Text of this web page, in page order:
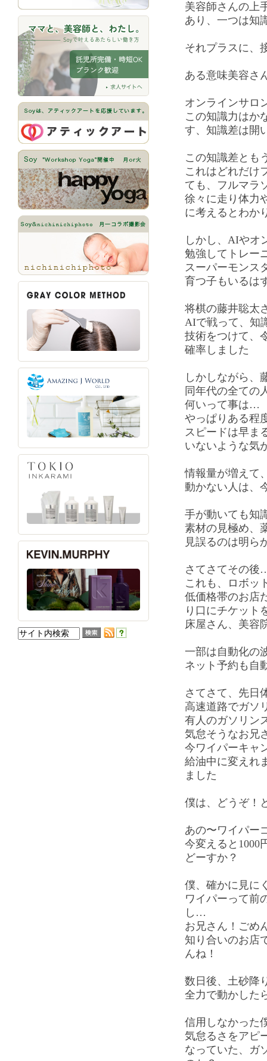
美容師さんの上
あり、一つは
それプラスに、
ある意味美容さ
オンラインサロ
この知識力はか
す、知識差は開
この知識差とも
これはどれだけ
ても、フルマラ
徐々に走り体力
に考えるとわか
しかし、AIやオ
勉強してトレー
スーパーモンス
育つ子もいるは
将棋の藤井聡太
AIで戦って、知
技術をつけて、
確率しました
しかしながら、
同年代の全ての
何いって事は…
やっぱりある程
スピードは早ま
いないような気
情報量が増えて
動かない人は、
手が動いても知
素材の見極め、
見誤るのは明ら
さてさてその後
これも、ロボッ
低価格帯のお店
り口にチケット
床屋さん、美容
一部は自動化の
ネット予約も自
さてさて、先日
高速道路でガソ
有人のガソリン
気怠そうなお兄
今ワイパーキャ
給油中に変えれ
ました
僕は、どうぞ！
あの〜ワイパー
今変えると1000
どーすか？
僕、確かに見に
ワイパーって前
し…
お兄さん！ごめ
知り合いのお店
んね！
数日後、土砂降
全力で動かした
信用しなかった
気怠るさをアピ
なっていた、ガ